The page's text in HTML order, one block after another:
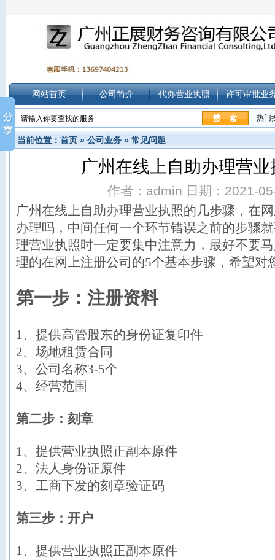
网站首页 公司简介 代办营业执照 许可审批业
热门
当前位置： 首页 » 公司业务 » 常见问题
广州在线上自助办理营
作者：admin 日期：2021-
广州在线上自助办理营业执照的几步骤，在
办理吗，中间任何一个环节错误之前的步骤
理营业执照时一定要集中注意力，最好不要
理的在网上注册公司的5个基本步骤，希望对
第一步：注册资料
1、提供高管股东的身份证复印件
2、场地租赁合同
3、公司名称3-5个
4、经营范围
第二步：刻章
1、提供营业执照正副本原件
2、法人身份证原件
3、工商下发的刻章验证码
第三步：开户
1、提供营业执照正副本原件